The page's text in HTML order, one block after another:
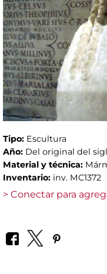
Tipo: Escultura
Año: Del original del
Material y técnica:
Inventario: inv. MC1372
> Conectar para